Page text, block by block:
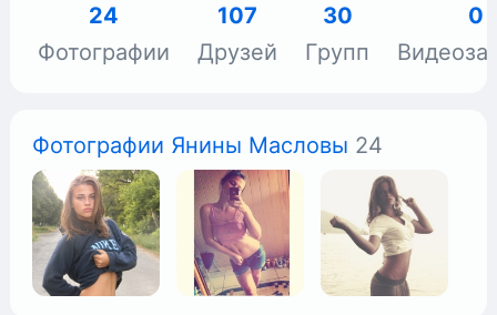
24
Фотографии
107
Друзей
30
Групп
0
Фотографии Янины Масловы 24